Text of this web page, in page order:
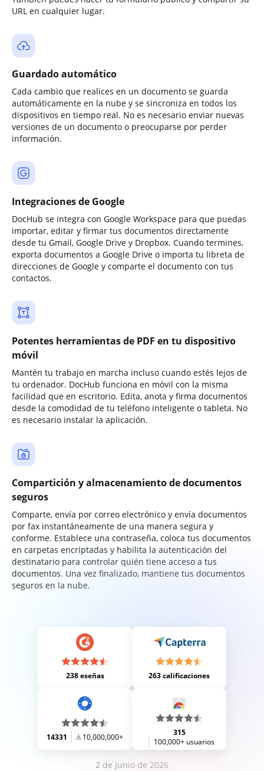
URL en cualquier lugar.
Guardado automático
Cada cambio que realices en un documento se guarda
automáticamente en la nube y se sincroniza en todos los
dispositivos en tiempo real. No es necesario enviar nuevas
versiones de un documento o preocuparse por perder
información.
Integraciones de Google
DocHub se integra con Google Workspace para que puedas
importar, editar y firmar tus documentos directamente
desde tu Gmail, Google Drive y Dropbox. Cuando termines,
exporta documentos a Google Drive o importa tu libreta de
direcciones de Google y comparte el documento con tus
contactos.
Potentes herramientas de PDF en tu dispositivo
móvil
Mantén tu trabajo en marcha incluso cuando estés lejos de
tu ordenador. DocHub funciona en móvil con la misma
facilidad que en escritorio. Edita, anota y firma documentos
desde la comodidad de tu teléfono inteligente o tableta. No
es necesario instalar la aplicación.
Compartición y almacenamiento de documentos
seguros
Comparte, envía por correo electrónico y envía documentos
por fax instantáneamente de una manera segura y
conforme. Establece una contraseña, coloca tus documentos
en carpetas encriptadas y habilita la autenticación del
destinatario para controlar quién tiene acceso a tus
documentos. Una vez finalizado, mantiene tus documentos
seguros en la nube.
238 eseñas 263 calificaciones
14331 10,000,000+
315
100,000+ usuarios
2 de junio de 2026